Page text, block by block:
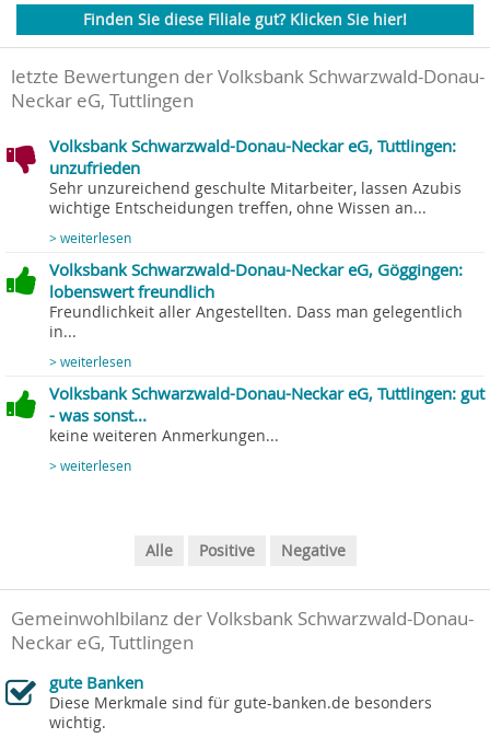
Finden Sie diese Filiale gut? Klicken Sie hier!
letzte Bewertungen der Volksbank Schwarzwald-Donau-
Neckar eG, Tuttlingen
Volksbank Schwarzwald-Donau-Neckar eG, Tuttlingen:
unzufrieden
Sehr unzureichend geschulte Mitarbeiter, lassen Azubis
wichtige Entscheidungen treffen, ohne Wissen an...
> weiterlesen
Volksbank Schwarzwald-Donau-Neckar eG, Göggingen:
lobenswert freundlich
Freundlichkeit aller Angestellten. Dass man gelegentlich
in...
> weiterlesen
Volksbank Schwarzwald-Donau-Neckar eG, Tuttlingen: gut
- was sonst...
keine weiteren Anmerkungen...
> weiterlesen
Alle Positive Negative
Gemeinwohlbilanz der Volksbank Schwarzwald-Donau-
Neckar eG, Tuttlingen
gute Banken
Diese Merkmale sind für gute-banken.de besonders
wichtig.